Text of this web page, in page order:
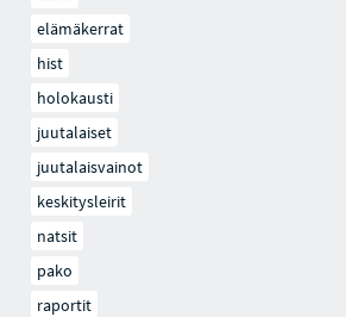
elämäkerrat
hist
holokausti
juutalaiset
juutalaisvainot
keskitysleirit
natsit
pako
raportit